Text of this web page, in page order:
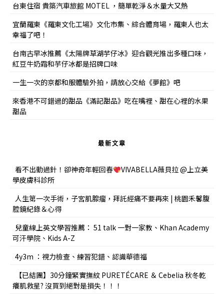
台東住宿 貴築汽車旅館 MOTEL ，簡單乾淨＆水量大又熱
宜蘭羅東《羅東文化工場》文化市集、綜合體育場，羅東人也太
幸福了吧！
台南古早冰推薦《太陽牌草湖芋仔冰》迎合觀光推出多種口味，
紅豆牛奶霜和芋仔冰都是招牌口味
一生一次的京都和服體驗外拍，請放心交給《夢館》吧
來香港不可錯過的甜品《滿記甜品》吃在嘴裡、甜在心裡的水果
甜品
最新文章
看不出動過針！卻神奇年輕回春
VIVABELLA薇貝拉 @上立美
學皮膚科診所
人生第一次手術，子宮肌腺瘤，拜託經痛不要再來 | 桃園禾馨腹
腔鏡紀錄＆心得
兒童線上英文學習推薦： 51 talk 一對一家教、Khan Academy
可汗學院、Kids A-Z
4y3m ：視力檢查、練習犯錯、認識華德福
【已結團】30分鐘緊實撫紋 PURETÉCARE ＆ Cebelia 秋冬乾
癢肌救星? 沒買到絕對是損失！！！